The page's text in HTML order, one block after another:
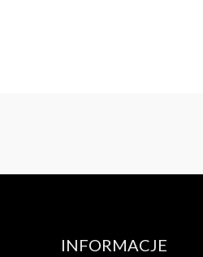
INFORMACJE